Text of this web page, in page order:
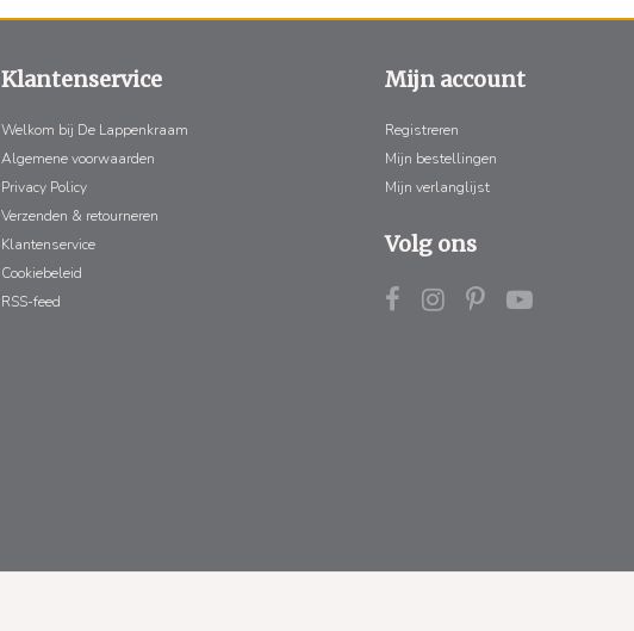
Klantenservice
Welkom bij De Lappenkraam
Algemene voorwaarden
Privacy Policy
Verzenden & retourneren
Klantenservice
Cookiebeleid
RSS-feed
Mijn account
Registreren
Mijn bestellingen
Mijn verlanglijst
Volg ons